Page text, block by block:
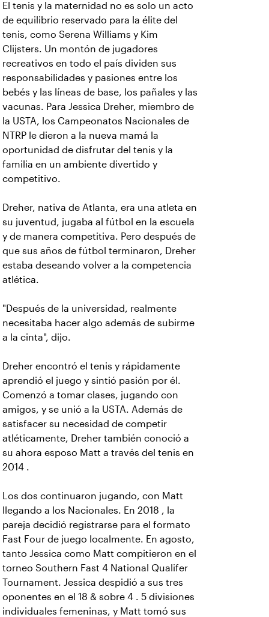
El tenis y la maternidad no es solo un acto
de equilibrio reservado para la élite del
tenis, como Serena Williams y Kim
Clijsters. Un montón de jugadores
recreativos en todo el país dividen sus
responsabilidades y pasiones entre los
bebés y las líneas de base, los pañales y las
vacunas. Para Jessica Dreher, miembro de
la USTA, los Campeonatos Nacionales de
NTRP le dieron a la nueva mamá la
oportunidad de disfrutar del tenis y la
familia en un ambiente divertido y
competitivo.
Dreher, nativa de Atlanta, era una atleta en
su juventud, jugaba al fútbol en la escuela
y de manera competitiva. Pero después de
que sus años de fútbol terminaron, Dreher
estaba deseando volver a la competencia
atlética.
"Después de la universidad, realmente
necesitaba hacer algo además de subirme
a la cinta", dijo.
Dreher encontró el tenis y rápidamente
aprendió el juego y sintió pasión por él.
Comenzó a tomar clases, jugando con
amigos, y se unió a la USTA. Además de
satisfacer su necesidad de competir
atléticamente, Dreher también conoció a
su ahora esposo Matt a través del tenis en
2014 .
Los dos continuaron jugando, con Matt
llegando a los Nacionales. En 2018 , la
pareja decidió registrarse para el formato
Fast Four de juego localmente. En agosto,
tanto Jessica como Matt compitieron en el
torneo Southern Fast 4 National Qualifer
Tournament. Jessica despidió a sus tres
oponentes en el 18 & sobre 4 . 5 divisiones
individuales femeninas, y Matt tomó sus